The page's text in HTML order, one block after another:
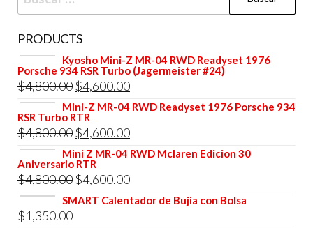
PRODUCTS
Kyosho Mini-Z MR-04 RWD Readyset 1976
Porsche 934 RSR Turbo (Jagermeister #24)
$4,800.00 El
precio
original
era:
$4,800.00.
$4,600.00El
precio
es:
$4,600.00.
Mini-Z MR-04 RWD Readyset 1976 Porsche 934
RSR Turbo RTR
$4,800.00 El
precio
original
era:
$4,800.00.
$4,600.00El
precio
es:
$4,600.00.
Mini Z MR-04 RWD Mclaren Edicion 30
Aniversario RTR
$4,800.00 El
precio
$4,600.00El
precio
SMART Calentador de Bujia con Bolsa
$1,350.00